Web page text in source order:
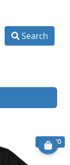
Search
€ 14.90